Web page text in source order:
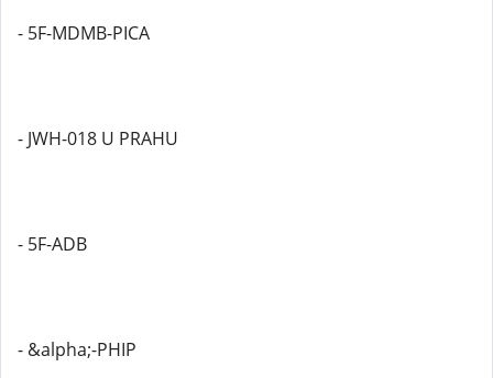
- 5F-MDMB-PICA
- JWH-018 U PRAHU
- 5F-ADB
- &alpha;-PHIP